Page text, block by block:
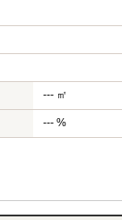
--- ㎡
--- %